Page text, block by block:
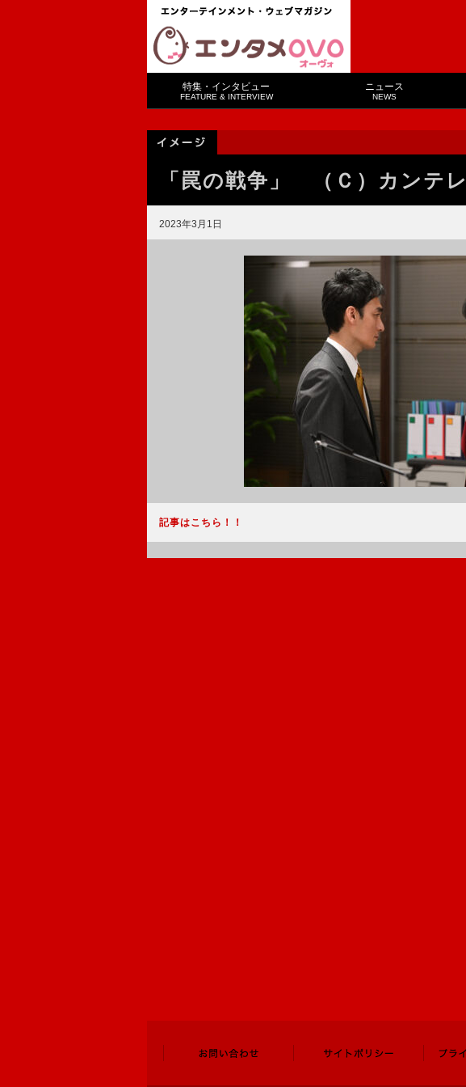
特集・インタビュー
FEATURE & INTERVIEW
ニュース
NEWS
「罠の戦争」 （Ｃ）カンテレ
2023年3月1日
記事はこちら！！